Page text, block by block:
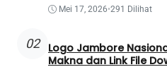
Mei 17, 2026•291 Dilihat
02
Logo Jambore
Makna dan Link File